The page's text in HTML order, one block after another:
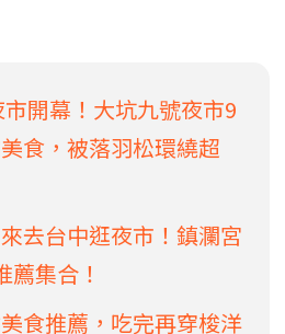
開幕！大坑九號夜市9
食，被落羽松環繞超
來去台中逛夜市！鎮瀾宮
薦集合！
食推薦，吃完再穿梭洋